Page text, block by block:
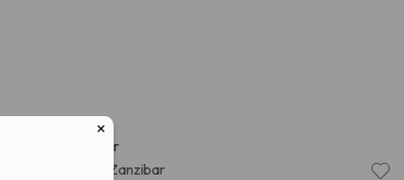
Zanzibar